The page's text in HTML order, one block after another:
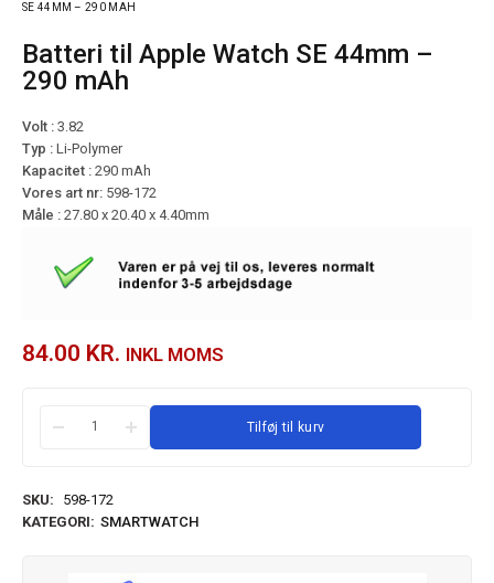
SE 44MM – 290 MAH
Batteri til Apple Watch SE 44mm –
290 mAh
Volt : 3.82
Typ : Li-Polymer
Kapacitet : 290 mAh
Vores art nr: 598-172
Måle : 27.80 x 20.40 x 4.40mm
84.00 KR. INKL MOMS
Tilføj til kurv
SKU:
598-172
KATEGORI: SMARTWATCH